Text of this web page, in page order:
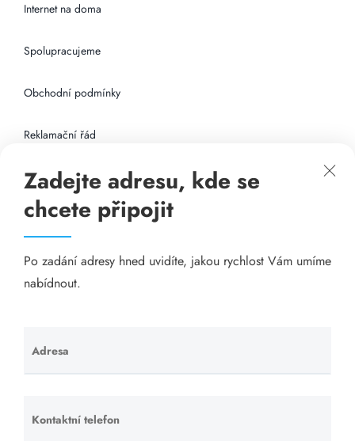
Internet na doma
Spolupracujeme
Obchodní podmínky
Reklamační řád
Připojení k internetu
Odkazy
Katalog A-seznam.cz
Visací zámky - TOKOZ
Zadejte adresu, kde se
chcete připojit
Po zadání adresy hned uvidíte, jakou rychlost Vám umíme
nabídnout.
Adresa
Ponechte
toto pole
Kontaktní telefon
Ponechte